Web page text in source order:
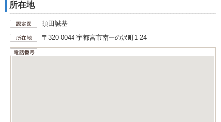
所在地
須田誠基
〒320-0044 宇都宮市南一の沢町1-24